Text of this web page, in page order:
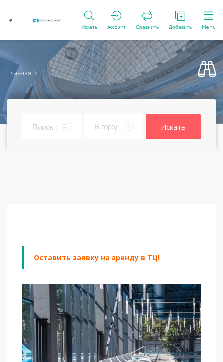
Искать Account Сравнить Добавить Menu
Главная
Искать
Оставить заявку на аренду в ТЦ!